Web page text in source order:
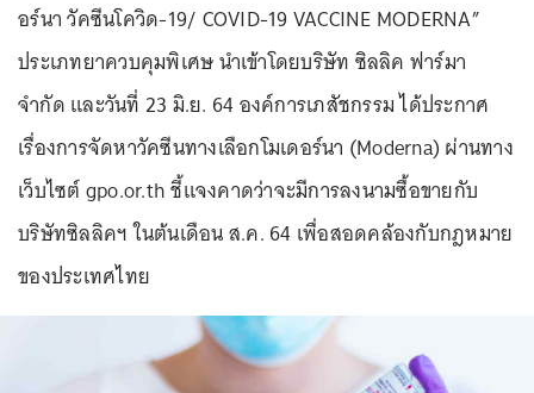
อร์นา วัคซีนโควิด-19/ COVID-19 VACCINE MODERNA”
ประเภทยาควบคุมพิเศษ นำเข้าโดยบริษัท ซิลลิค ฟาร์มา
จำกัด และวันที่ 23 มิ.ย. 64 องค์การเภสัชกรรม ได้ประกาศ
เรื่องการจัดหาวัคซีนทางเลือกโมเดอร์นา (Moderna) ผ่านทาง
เว็บไซต์ gpo.or.th ชี้แจงคาดว่าจะมีการลงนามซื้อขายกับ
บริษัทซิลลิคฯ ในต้นเดือน ส.ค. 64 เพื่อสอดคล้องกับกฎหมาย
ของประเทศไทย